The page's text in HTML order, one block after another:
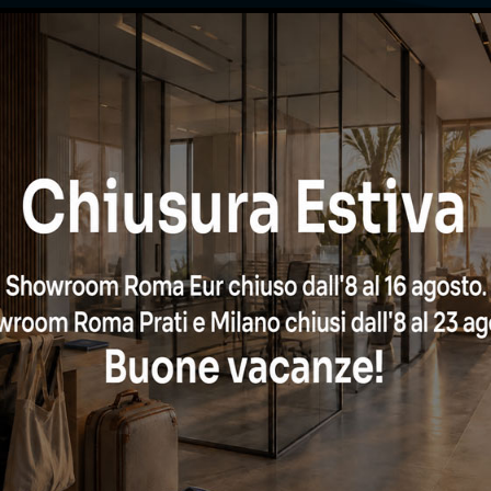
CHIAMA ORA
oppure
una consulenza